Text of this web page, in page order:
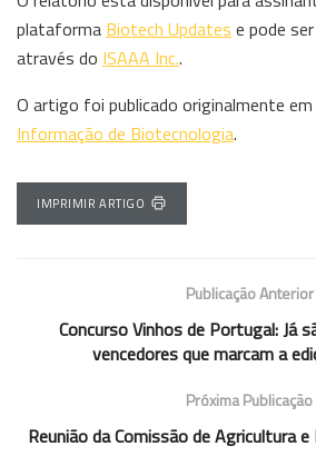
plataforma Biotech Updates e pode
através do ISAAA Inc..
O artigo foi publicado originalmente em
Informação de Biotecnologia.
IMPRIMIR ARTIGO
Publicação Anterior
Concurso Vinhos de Portugal: Já
vencedores que marcam a
Próxima Publicação
Reunião da Comissão de Agricultura